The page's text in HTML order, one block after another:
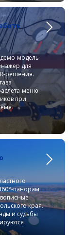
модель
для
решения.
меню.
при
края.
и судьбы